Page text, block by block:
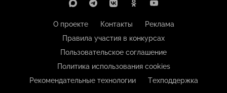
О проекте Контакты
Реклама
Правила участия в конкурсах
Пользовательское соглашение
Политика использования cookies
Рекомендательные технологии
Техподдержка